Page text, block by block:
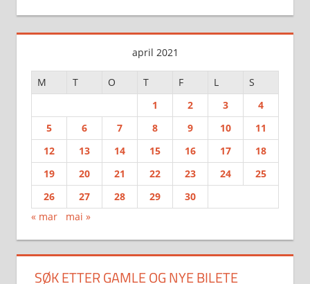
april 2021
M T O T F L
S
1
2 3
4
5
6 7 8 9 10
11
12
13 14 15 16 17
18
19
20 21 22 23 24
25
26
27 28 29
30
« mar
mai »
SØK ETTER GAMLE OG NYE BILETE